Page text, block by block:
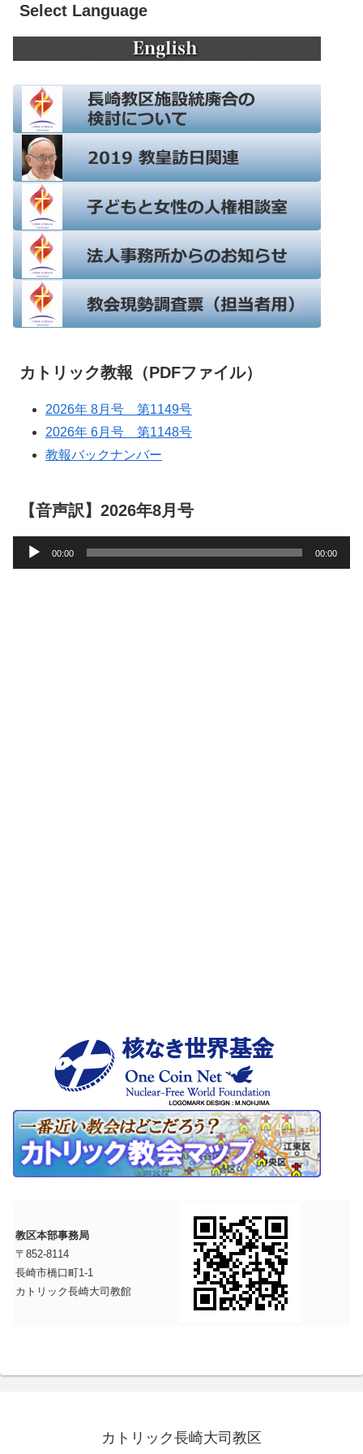
Select Language
カトリック教報（PDFファイル）
2026年 8月号 第1149号
2026年 6月号 第1148号
教報バックナンバー
【音声訳】2026年8月号
声
00:00 00:00
教区本部事務局
〒852-8114
長崎市橋口町1-1
カトリック長崎大司教館
カトリック長崎大司教区